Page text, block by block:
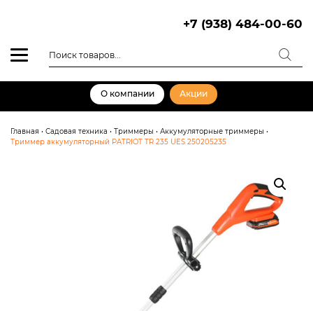
+7 (938) 484-00-60
товаров
О компании Акции
Главная • Садовая техника • Триммеры • Аккумуляторные триммеры •
Триммер аккумуляторный PATRIOT TR 235 UES 250205235